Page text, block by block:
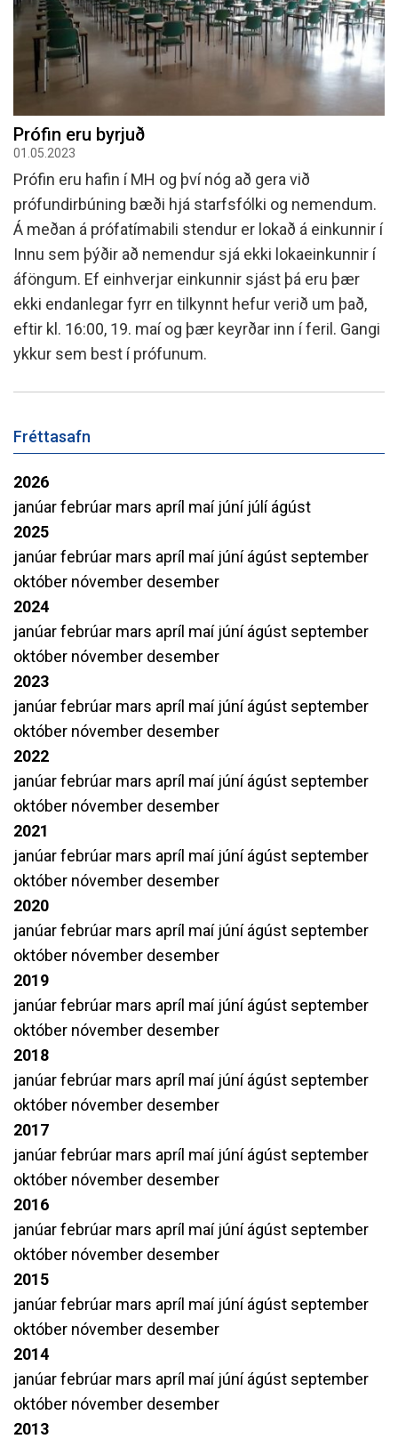
Prófin eru byrjuð
01.05.2023
Prófin eru hafin í MH og því nóg að gera við
prófundirbúning bæði hjá starfsfólki og nemendum.
Á meðan á prófatímabili stendur er lokað á einkunnir í
Innu sem þýðir að nemendur sjá ekki lokaeinkunnir í
áföngum. Ef einhverjar einkunnir sjást þá eru þær
ekki endanlegar fyrr en tilkynnt hefur verið um það,
eftir kl. 16:00, 19. maí og þær keyrðar inn í feril. Gangi
ykkur sem best í prófunum.
Fréttasafn
2026
janúarfebrúar mars apríl maí júní júlíágúst
2025
janúarfebrúar mars apríl maí júníágúst september
október nóvember desember
2024
janúarfebrúar mars apríl maí júníágúst september
október nóvember desember
2023
janúarfebrúar mars apríl maí júníágúst september
október nóvember desember
2022
janúarfebrúar mars apríl maí júníágúst september
október nóvember desember
2021
janúarfebrúar mars apríl maí júníágúst september
október nóvember desember
2020
janúarfebrúar mars apríl maí júníágúst september
október nóvember desember
2019
janúarfebrúar mars apríl maí júníágúst september
október nóvember desember
2018
janúarfebrúar mars apríl maí júníágúst september
október nóvember desember
2017
janúarfebrúar mars apríl maí júníágúst september
október nóvember desember
2016
janúarfebrúar mars apríl maí júníágúst september
október nóvember desember
2015
janúarfebrúar mars apríl maí júníágúst september
október nóvember desember
2014
janúarfebrúar mars apríl maí júníágúst september
október nóvember desember
2013